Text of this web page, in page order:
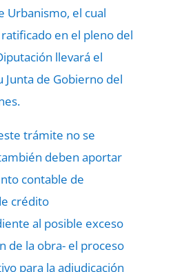
Urbanismo, el cual
en el pleno del
llevará el
Junta de Gobierno del
trámite no se
deben aportar
contable de
crédito
al posible exceso
de la obra- el proceso
para la adjudicación